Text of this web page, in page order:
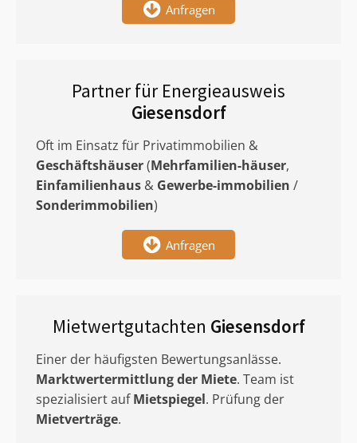
Anfragen
Partner für Energieausweis
Giesensdorf
Oft im Einsatz für Privatimmobilien &
Geschäftshäuser(Mehrfamilien-häuser,
Einfamilienhaus & Gewerbe-immobilien /
Sonderimmobilien)
Anfragen
Mietwertgutachten Giesensdorf
Einer der häufigsten Bewertungsanlässe.
Marktwertermittlungder Miete. Team ist
spezialisiert aufMietspiegel. Prüfung der
Mietverträge.